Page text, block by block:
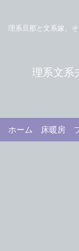
理系旦那と文系嫁、
理系文系
ホーム 床暖房